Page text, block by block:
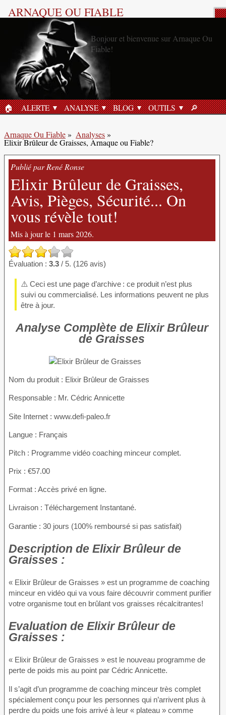
ARNAQUE OU FIABLE
ACCUEIL
🏠︎ ALERTE ANALYSE BLOG OUTILS 🔎︎
Arnaque Ou Fiable» Analyses»
Elixir Brûleur de Graisses, Arnaque ou Fiable?
Publié par René Ronse
Elixir Brûleur de Graisses,
Avis, Pièges, Sécurité... On
vous révèle tout!
Mis à jour le 1 mars 2026.
Évaluation : 3.3 / 5. (126 avis)
⚠️ Ceci est une page d’archive : ce produit n’est plus
suivi ou commercialisé. Les informations peuvent ne plus
être à jour.
Analyse Complète de Elixir Brûleur
de Graisses
Nom du produit : Elixir Brûleur de Graisses
Responsable : Mr. Cédric Annicette
Site Internet : www.defi-paleo.fr
Langue : Français
Pitch : Programme vidéo coaching minceur complet.
Prix : €57.00
Format : Accès privé en ligne.
Livraison : Téléchargement Instantané.
Garantie : 30 jours (100% remboursé si pas satisfait)
Description de Elixir Brûleur de
Graisses :
« Elixir Brûleur de Graisses » est un programme de coaching
minceur en vidéo qui va vous faire découvrir comment purifier
votre organisme tout en brûlant vos graisses récalcitrantes!
Evaluation de Elixir Brûleur de
Graisses :
« Elixir Brûleur de Graisses » est le nouveau programme de
perte de poids mis au point par Cédric Annicette.
Il s’agit d’un programme de coaching minceur très complet
spécialement conçu pour les personnes qui n’arrivent plus à
perdre du poids une fois arrivé à leur « plateau » comme